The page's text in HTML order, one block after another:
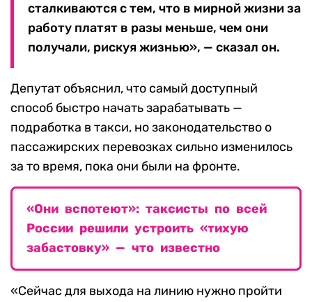
сталкиваются с тем, что в мирной жизни за
работу платят в разы меньше, чем они
получали, рискуя жизнью», — сказал он.
Депутат объяснил, что самый доступный
способ быстро начать зарабатывать —
подработка в такси, но законодательство о
пассажирских перевозках сильно изменилось
за то время, пока они были на фронте.
«Они вспотеют»: таксисты по всей
России решили устроить «тихую
забастовку» — что известно
«Сейчас для выхода на линию нужно пройти